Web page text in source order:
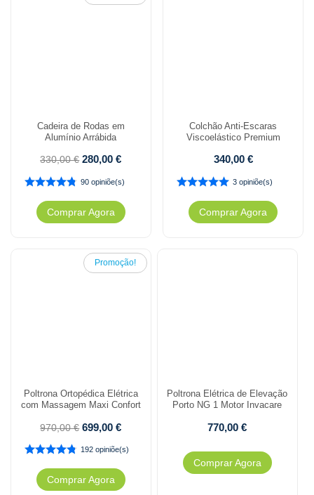
Cadeira de Rodas em
Alumínio Arrábida
330,00€ 280,00€
90 opiniõe(s)
Comprar Agora
Colchão Anti-Escaras
Viscoelástico Premium
340,00 €
3 opiniõe(s)
Comprar Agora
Promoção!
Poltrona Ortopédica Elétrica
com Massagem Maxi Confort
970,00€ 699,00€
192 opiniõe(s)
Comprar Agora
Poltrona Elétrica de Elevação
Porto NG 1 Motor Invacare
770,00€
Comprar Agora